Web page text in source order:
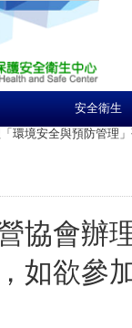
安全衛生
環境安全與預防管理
協會辦
如欲參